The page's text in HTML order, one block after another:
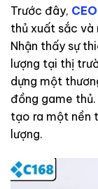
Trước đây,
thủ xuất sắc
Nhận thấy sự
lượng tại thị
dựng một
đồng game
tạo ra một nền
lượng.